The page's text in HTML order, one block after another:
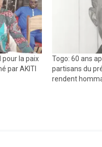
pour la paix
par AKITI
Togo: 60 ans
partisans du
rendent